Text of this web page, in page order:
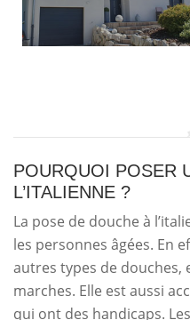
POURQUOI POSER
L’ITALIENNE ?
La pose de douche à
les personnes âgées. En
autres types de douches,
marches. Elle est aussi
qui ont des handicaps.